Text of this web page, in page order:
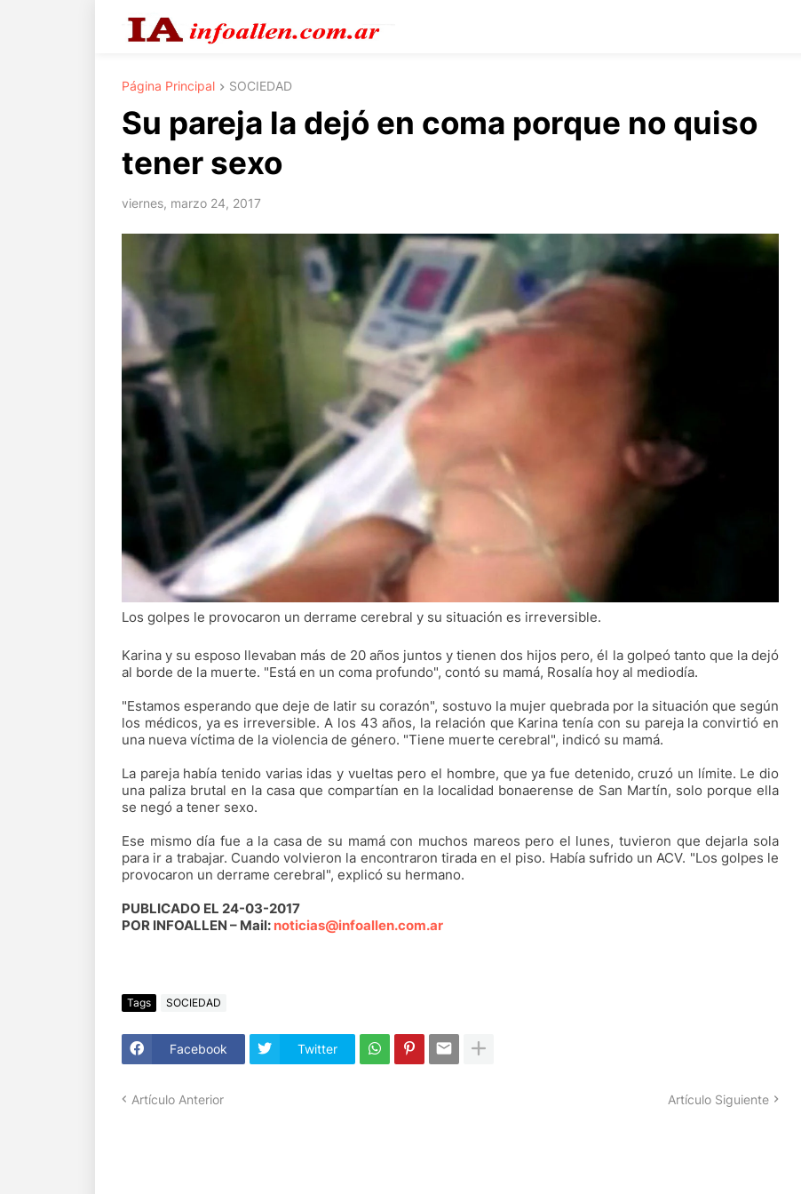
Página Principal SOCIEDAD
Su pareja la dejó en coma porque no quiso
tener sexo
viernes, marzo 24, 2017
Los golpes le provocaron un derrame cerebral y su situación es irreversible.
Karina y su esposo llevaban más de 20 años juntos y tienen dos hijos pero, él la golpeó tanto que la dejó
al borde de la muerte. "Está en un coma profundo", contó su mamá, Rosalía hoy al mediodía.
"Estamos esperando que deje de latir su corazón", sostuvo la mujer quebrada por la situación que según
los médicos, ya es irreversible. A los 43 años, la relación que Karina tenía con su pareja la convirtió en
una nueva víctima de la violencia de género. "Tiene muerte cerebral", indicó su mamá.
La pareja había tenido varias idas y vueltas pero el hombre, que ya fue detenido, cruzó un límite. Le dio
una paliza brutal en la casa que compartían en la localidad bonaerense de San Martín, solo porque ella
se negó a tener sexo.
Ese mismo día fue a la casa de su mamá con muchos mareos pero el lunes, tuvieron que dejarla sola
para ir a trabajar. Cuando volvieron la encontraron tirada en el piso. Había sufrido un ACV. "Los golpes le
provocaron un derrame cerebral", explicó su hermano.
PUBLICADO EL 24-03-2017
POR INFOALLEN – Mail: noticias@infoallen.com.ar
Tags SOCIEDAD
Facebook Twitter
Artículo Anterior Artículo Siguiente